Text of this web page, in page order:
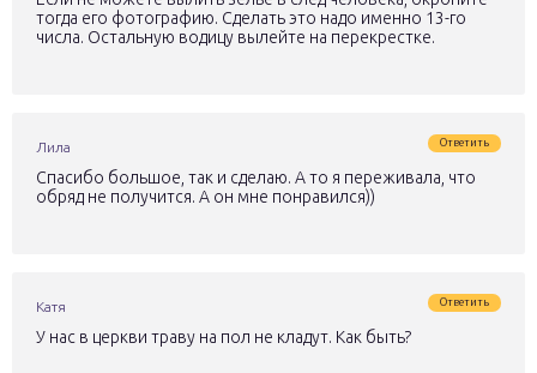
тогда его фотографию. Сделать это надо именно 13-го
числа. Остальную водицу вылейте на перекрестке.
Лила Ответить
Спасибо большое, так и сделаю. А то я переживала, что
обряд не получится. А он мне понравился))
Катя Ответить
У нас в церкви траву на пол не кладут. Как быть?